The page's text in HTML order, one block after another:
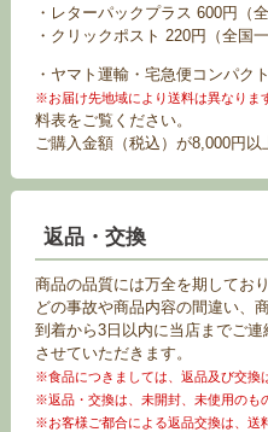
・レターパックプラス 600円（全
・クリックポスト 220円（全国一
・ヤマト運輸・宅急便コンパクト
※お届け先地域により送料は異なりま
料表をご覧ください。
ご購入金額（税込）が8,000円以
返品・交換
商品の品質には万全を期してお
どの事故や商品内容の間違い、
到着から3日以内に当店までご
させていただきます。
※食品につきましては、返品及び交換
※返品・交換は、未開封、未使用のも
※お客様ご都合による返品交換は、送